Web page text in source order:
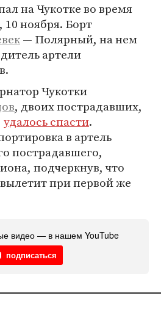
на Чукотке во время
ноября. Борт
— Полярный, на нем
артели
Чукотки
, двоих пострадавших,
удалось спасти.
в артель
пострадавшего,
подчеркнув, что
при первой же
видео — в нашем YouTube
подписаться